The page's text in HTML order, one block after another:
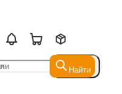
Найти
Найти